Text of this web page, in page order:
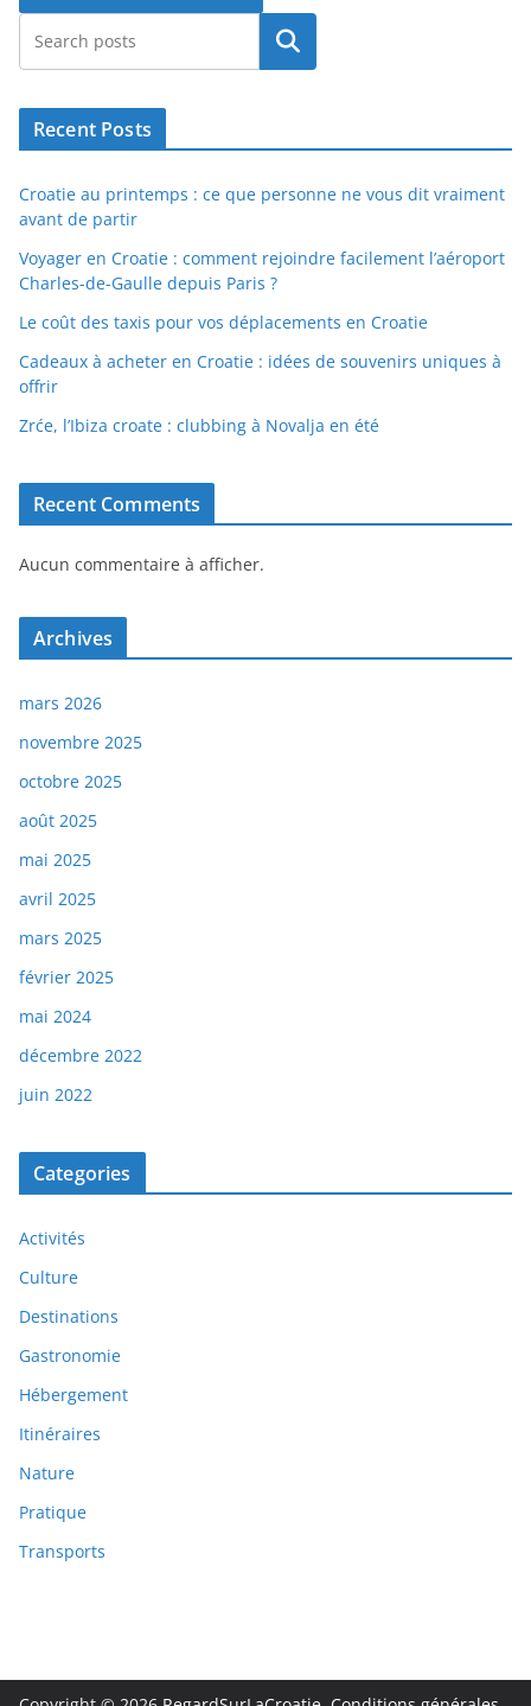
Rechercher
Recent Posts
Croatie au printemps : ce que personne ne vous dit vraiment
avant de partir
Voyager en Croatie : comment rejoindre facilement l’aéroport
Charles-de-Gaulle depuis Paris ?
Le coût des taxis pour vos déplacements en Croatie
Cadeaux à acheter en Croatie : idées de souvenirs uniques à
offrir
Zrće, l’Ibiza croate : clubbing à Novalja en été
Recent Comments
Aucun commentaire à afficher.
Archives
mars 2026
novembre 2025
octobre 2025
août 2025
mai 2025
avril 2025
mars 2025
février 2025
mai 2024
décembre 2022
juin 2022
Categories
Activités
Culture
Destinations
Gastronomie
Hébergement
Itinéraires
Nature
Pratique
Transports